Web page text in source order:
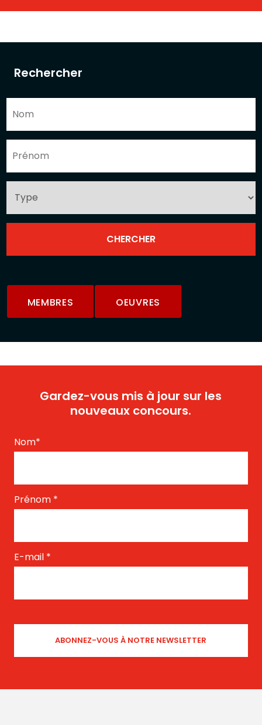
Rechercher
MEMBRES OEUVRES
Gardez-vous mis à jour sur les
nouveaux concours.
Nom*
Prénom *
E-mail *